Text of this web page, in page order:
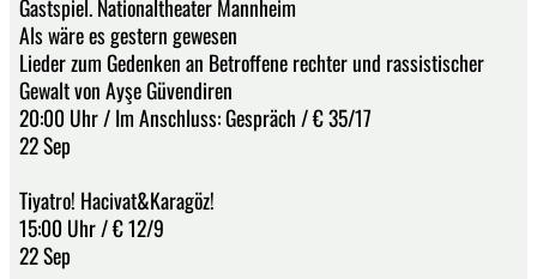
Gastspiel. Nationaltheater Mannheim
Als wäre es gestern gewesen
Lieder zum Gedenken an Betroffene rechter und rassistischer
Gewalt von Ayşe Güvendiren
20:00 Uhr / Im Anschluss: Gespräch / € 35/17
22 Sep
Tiyatro! Hacivat&Karagöz!
15:00 Uhr / € 12/9
22 Sep